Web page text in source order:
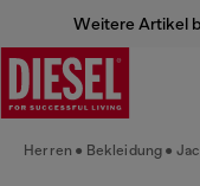
Weitere Artikel
Herren Bekleidung